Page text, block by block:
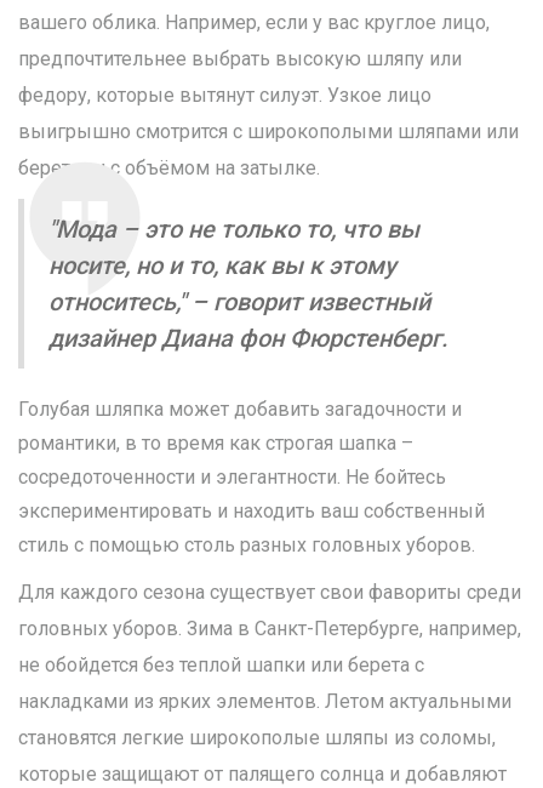
вашего облика. Например, если у вас круглое лицо,
предпочтительнее выбрать высокую шляпу или
федору, которые вытянут силуэт. Узкое лицо
выигрышно смотрится с широкополыми шляпами или
беретами с объёмом на затылке.
"Мода – это не только то, что вы
носите, но и то, как вы к этому
относитесь," – говорит известный
дизайнер Диана фон Фюрстенберг.
Голубая шляпка может добавить загадочности и
романтики, в то время как строгая шапка –
сосредоточенности и элегантности. Не бойтесь
экспериментировать и находить ваш собственный
стиль с помощью столь разных головных уборов.
Для каждого сезона существует свои фавориты среди
головных уборов. Зима в Санкт-Петербурге, например,
не обойдется без теплой шапки или берета с
накладками из ярких элементов. Летом актуальными
становятся легкие широкополые шляпы из соломы,
которые защищают от палящего солнца и добавляют